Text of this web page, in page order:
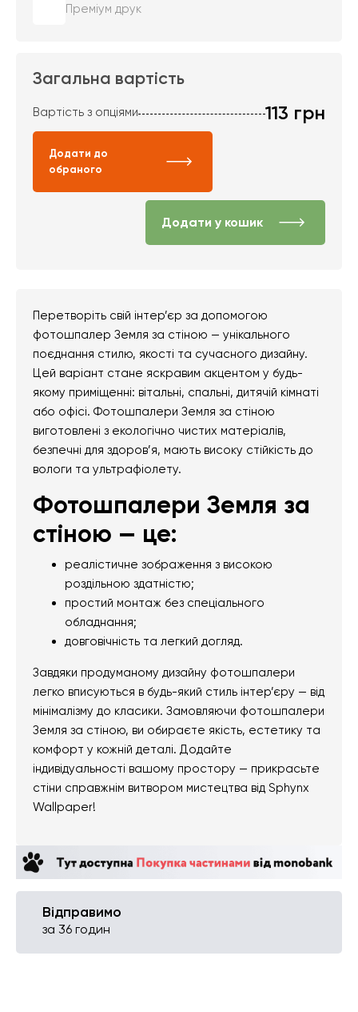
Преміум друк
Загальна вартість
Вартість з опціями 113 грн
Додати до
обраного
Додати у кошик
Перетворіть свій інтер’єр за допомогою
фотошпалер Земля за стіною — унікального
поєднання стилю, якості та сучасного дизайну.
Цей варіант стане яскравим акцентом у будь-
якому приміщенні: вітальні, спальні, дитячій кімнаті
або офісі. Фотошпалери Земля за стіною
виготовлені з екологічно чистих матеріалів,
безпечні для здоров’я, мають високу стійкість до
вологи та ультрафіолету.
Фотошпалери Земля за
стіною — це:
реалістичне зображення з високою
роздільною здатністю;
простий монтаж без спеціального
обладнання;
довговічність та легкий догляд.
Завдяки продуманому дизайну фотошпалери
легко вписуються в будь-який стиль інтер’єру — від
мінімалізму до класики. Замовляючи фотошпалери
Земля за стіною, ви обираєте якість, естетику та
комфорт у кожній деталі. Додайте
індивідуальності вашому простору — прикрасьте
стіни справжнім витвором мистецтва від Sphynx
Wallpaper!
Відправимо
за 36 годин